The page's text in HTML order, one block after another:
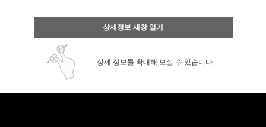
상세정보 새창 열기
상세 정보를 확대해 보실 수 있습니다.